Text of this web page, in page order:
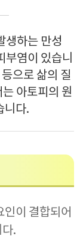
생하는 만성
부염이 있습니
으로 삶의 질
아토피의 원
니다.
인이 결합되어
.